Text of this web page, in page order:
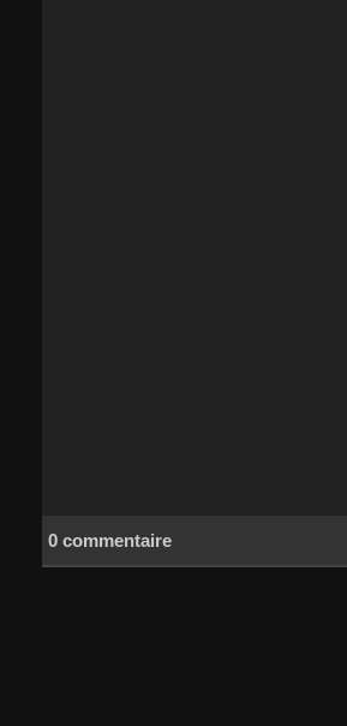
0 commentaire